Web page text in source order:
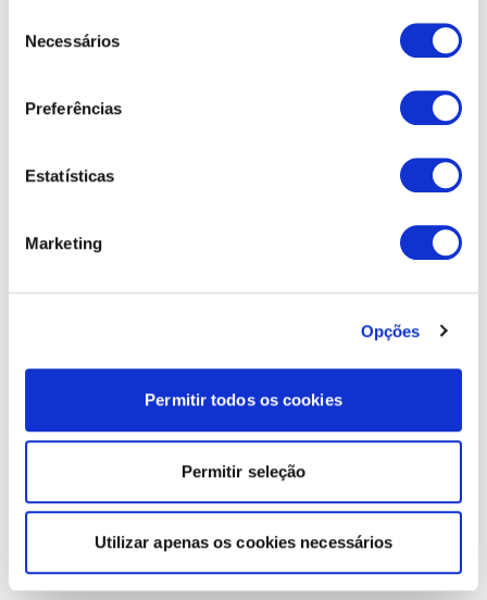
Necessários
Preferências
Estatísticas
Marketing
Opções
Permitir todos os cookies
Permitir seleção
Utilizar apenas os cookies necessários